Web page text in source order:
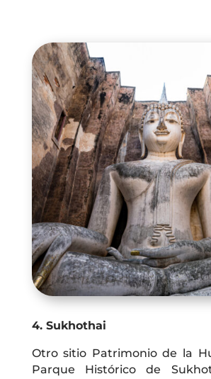
4. Sukhothai
Otro sitio Patrimonio de la
Parque Histórico de